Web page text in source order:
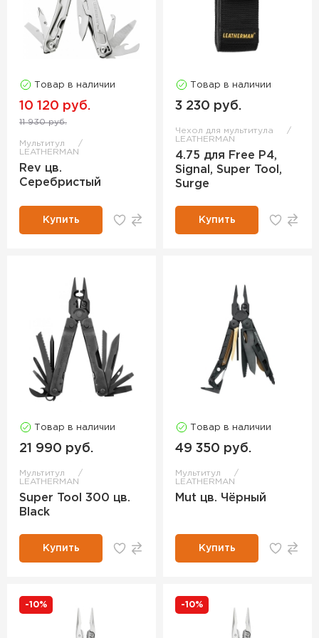
Товар в наличии
10 120 руб.
11 930 руб.
Мультитул
LEATHERMAN
Rev цв.
Серебристый
Купить
Товар в наличии
3 230 руб.
Чехол для мультитула
LEATHERMAN
4.75 для Free P4,
Signal, Super Tool,
Surge
Купить
Товар в наличии
21 990 руб.
Мультитул
LEATHERMAN
Super Tool 300 цв.
Black
Купить
Товар в наличии
49 350 руб.
Мультитул
LEATHERMAN
Mut цв. Чёрный
Купить
-10% -10%